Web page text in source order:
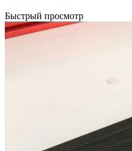
Быстрый просмотр